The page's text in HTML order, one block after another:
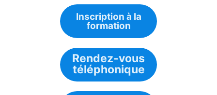
Inscription à la
formation
Rendez-vous
téléphonique